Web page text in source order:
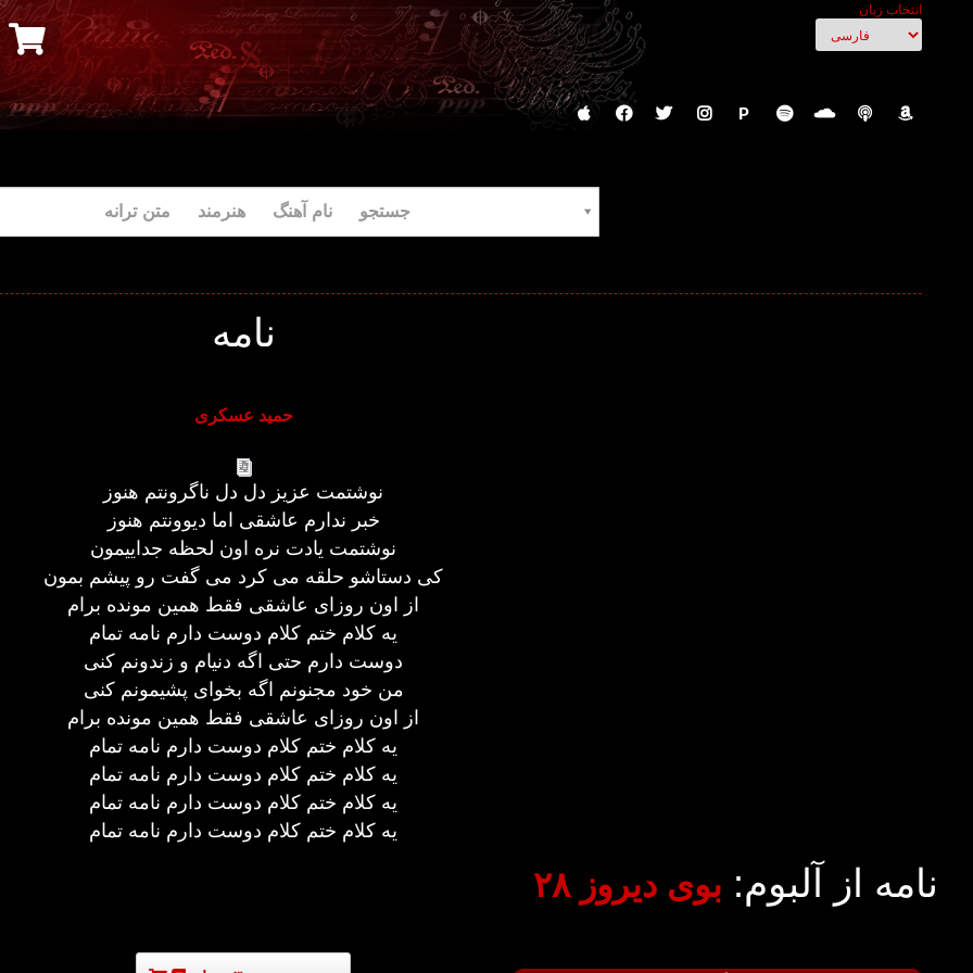
انتخاب زبان
P
جستجو نام آهنگ هنرمند متن ترانه
نامه
حمید عسکری
نوشتمت عزیز دل دل ناگرونتم هنوز
خبر ندارم عاشقی اما دیوونتم هنوز
نوشتمت یادت نره اون لحظه جداییمون
کی دستاشو حلقه می کرد می گفت رو پیشم بمون
از اون روزای عاشقی فقط همین مونده برام
یه کلام ختم کلام دوست دارم نامه تمام
دوست دارم حتی اگه دنیام و زندونم کنی
من خود مجنونم اگه بخوای پشیمونم کنی
از اون روزای عاشقی فقط همین مونده برام
یه کلام ختم کلام دوست دارم نامه تمام
یه کلام ختم کلام دوست دارم نامه تمام
یه کلام ختم کلام دوست دارم نامه تمام
یه کلام ختم کلام دوست دارم نامه تمام
نامه از آلبوم: بوی دیروز ۲۸